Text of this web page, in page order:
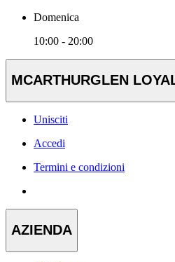
Domenica
10:00 - 20:00
MCARTHURGLEN
Unisciti
Accedi
Termini e condizioni
AZIENDA